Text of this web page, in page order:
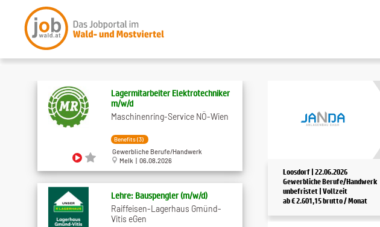
Loosdorf | 22.06.2026
Gewerbliche Berufe/Handwerk
unbefristet | Vollzeit
ab € 2.601,15 brutto / Monat
Lagermitarbeiter Elektrotechniker
m​/w​/d
Maschinenring-Service NÖ-Wien
Benefits (3)
Gewerbliche Berufe/Handwerk
Melk | 06.08.2026
Lehre: Bauspengler (m/w/d)
Raiffeisen-Lagerhaus Gmünd-
Vitis eGen